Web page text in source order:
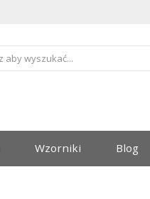
Wzorniki Blog